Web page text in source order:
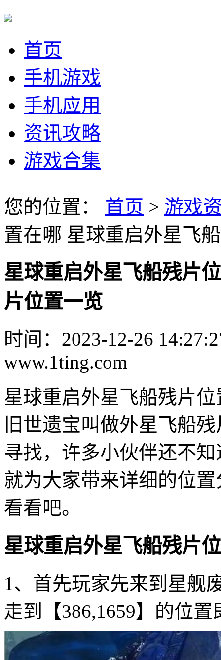
首页
手机游戏
手机应用
资讯攻略
游戏合集
您的位置： 首页 > 游戏
置在哪 星球重启外星飞
星球重启外星飞船残片
片位置一览
时间：2023-12-26
www.1ting.com
星球重启外星飞船残片
旧世遗宝叫做外星飞船
寻找，许多小伙伴还不
就为大家带来详细的位
看看吧。
星球重启外星飞船残片
1、首先玩家先来到星舰
走到【386,1659】的位